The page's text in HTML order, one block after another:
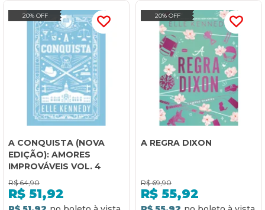
20% OFF
A CONQUISTA (NOVA
EDIÇÃO): AMORES
IMPROVÁVEIS VOL. 4
R$ 64,90
R$ 51,92
20% OFF
A REGRA DIXON
R$ 69,90
R$ 55,92